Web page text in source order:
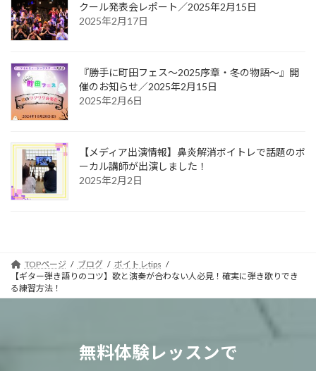
クール発表会レポート／2025年2月15日
2025年2月17日
『勝手に町田フェス〜2025序章・冬の物語〜』開
催のお知らせ／2025年2月15日
2025年2月6日
【メディア出演情報】鼻炎解消ボイトレで話題のボ
ーカル講師が出演しました！
2025年2月2日
TOPページ ブログ
ボイトレtips
【ギター弾き語りのコツ】歌と演奏が合わない人必見！確実に弾き歌りでき
る練習方法！
無料体験レッスンで